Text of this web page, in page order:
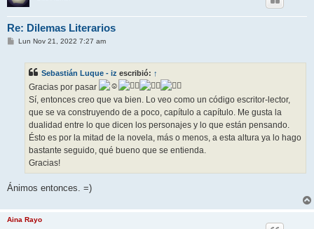
Re: Dilemas Literarios
MLun Nov 21, 2022 7:27 am
Sebastián Luque - iz escribió: ↑
Gracias por pasar
Sí, entonces creo que va bien. Lo veo como un código escritor-lector,
que se va construyendo de a poco, capítulo a capítulo. Me gusta la
dualidad entre lo que dicen los personajes y lo que están pensando.
Ésto es por la mitad de la novela, más o menos, a esta altura ya lo hago
bastante seguido, qué bueno que se entienda.
Gracias!
Ánimos entonces. =)
Aina Rayo